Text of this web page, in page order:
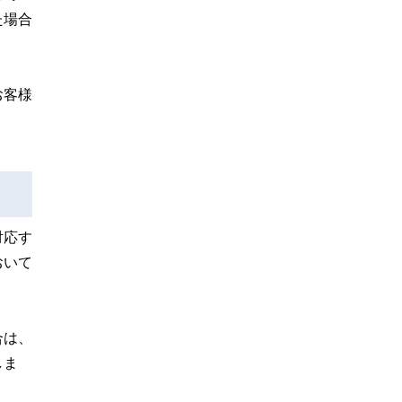
場合
客様
応す
て
、